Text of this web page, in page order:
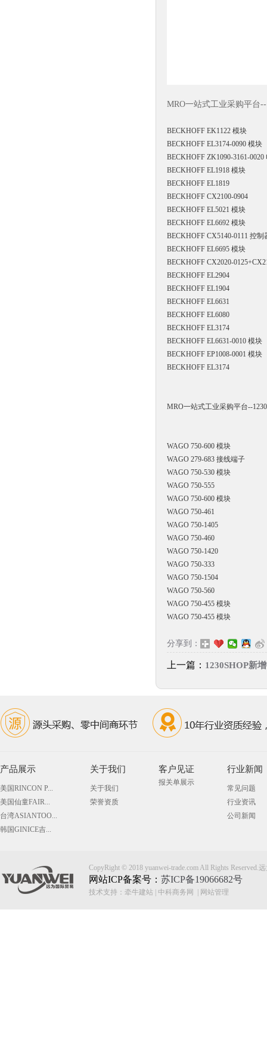
MRO一站式工业采购平台
BECKHOFF EK1122 模块
BECKHOFF EL3174-0090 模块
BECKHOFF ZK1090-3161-0020
BECKHOFF EL1918 模块
BECKHOFF EL1819
BECKHOFF CX2100-0904
BECKHOFF EL5021 模块
BECKHOFF EL6692 模块
BECKHOFF CX5140-0111 控制
BECKHOFF EL6695 模块
BECKHOFF CX2020-
BECKHOFF EL2904
BECKHOFF EL1904
BECKHOFF EL6631
BECKHOFF EL6080
BECKHOFF EL3174
BECKHOFF EL6631-0010 模块
BECKHOFF EP1008-0001 模块
BECKHOFF EL3174
MRO一站式工业采购平台--
WAGO 750-600 模块
WAGO 279-683 接线端子
WAGO 750-530 模块
WAGO 750-555
WAGO 750-600 模块
WAGO 750-461
WAGO 750-1405
WAGO 750-460
WAGO 750-1420
WAGO 750-333
WAGO 750-1504
WAGO 750-560
WAGO 750-455 模块
WAGO 750-455 模块
分享到：
上一篇： 1230SHOP新
产品展示
美国RINCON P...
美国仙童FAIR...
台湾ASIANTOO...
韩国GINICE吉...
关于我们
关于我们
荣誉资质
客户见证
报关单展示
行业新闻
常见问题
行业资讯
公司新闻
CopyRight © 2018 yuanwei-trade.com All Rights
网站ICP备案号： 苏ICP备19066682号
技术支持： 牵牛建站 中科商务网 网站管理